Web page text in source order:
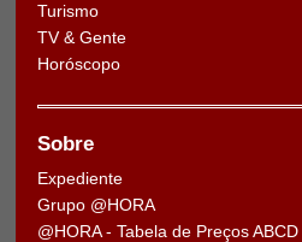
Turismo
TV & Gente
Horóscopo
Sobre
Expediente
Grupo @HORA
@HORA - Tabela de Preços ABCD